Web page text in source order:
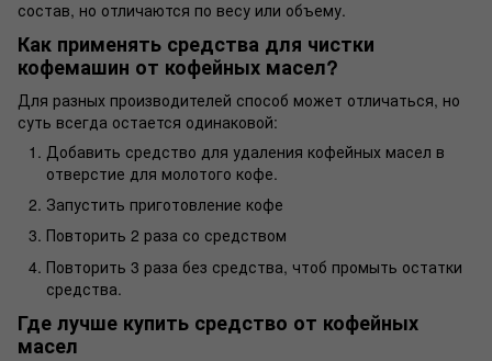
состав, но отличаются по весу или объему.
Как применять средства для чистки
кофемашин от кофейных масел?
Для разных производителей способ может отличаться, но
суть всегда остается одинаковой:
Добавить средство для удаления кофейных масел в
отверстие для молотого кофе.
Запустить приготовление кофе
Повторить 2 раза со средством
Повторить 3 раза без средства, чтоб промыть остатки
средства.
Где лучше купить средство от кофейных
масел